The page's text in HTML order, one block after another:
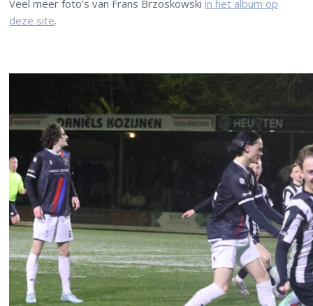
Veel meer foto’s van Frans Brzoskowskiin het album op
deze site.